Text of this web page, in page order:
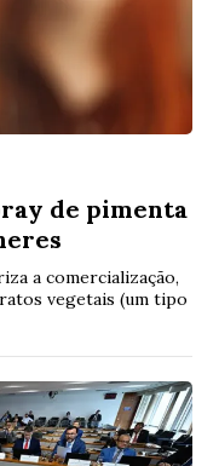
de pimenta
a comercialização,
vegetais (um tipo